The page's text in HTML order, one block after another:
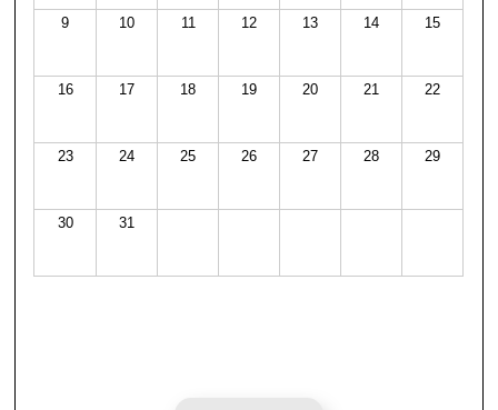
9 10 11 12 13 14 15
16 17 18 19 20 21 22
23 24 25 26 27 28 29
30 31